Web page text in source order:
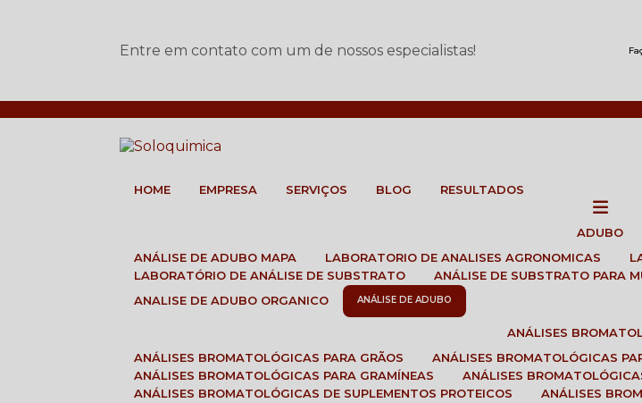
Entre em contato com um de nossos especialistas!
HOME EMPRESA SERVIÇOS BLOG RESULTADOS
ADUBO
ANÁLISE DE ADUBO MAPA
LABORATORIO DE ANALISES AGRONOMICAS
LABORATÓRIO DE ANÁLISE DE SUBSTRATO
ANÁLISE DE SUBSTRATO PARA
ANALISE DE ADUBO ORGANICO
ANÁLISE DE ADUBO
ANÁLISES
ANÁLISES BROMATOLÓGICAS PARA GRÃOS
ANÁLISES BROMATOLÓGICAS
ANÁLISES BROMATOLÓGICAS PARA GRAMÍNEAS
ANÁLISES
ANÁLISES BROMATOLÓGICAS DE SUPLEMENTOS PROTEICOS
ANÁLISES